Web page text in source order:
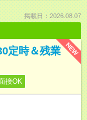
掲載日：2026.08.07
NEW
定時＆残業
接OK